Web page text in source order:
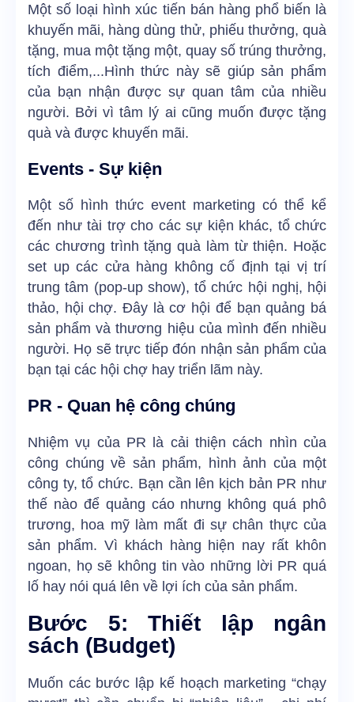
Một số loại hình xúc tiến bán hàng phổ biến là
khuyến mãi, hàng dùng thử, phiếu thưởng, quà
tặng, mua một tặng một, quay số trúng thưởng,
tích điểm,...Hình thức này sẽ giúp sản phẩm
của bạn nhận được sự quan tâm của nhiều
người. Bởi vì tâm lý ai cũng muốn được tặng
quà và được khuyến mãi.
Events - Sự kiện
Một số hình thức event marketing có thể kể
đến như tài trợ cho các sự kiện khác, tổ chức
các chương trình tặng quà làm từ thiện. Hoặc
set up các cửa hàng không cố định tại vị trí
trung tâm (pop-up show), tổ chức hội nghị, hội
thảo, hội chợ. Đây là cơ hội để bạn quảng bá
sản phẩm và thương hiệu của mình đến nhiều
người. Họ sẽ trực tiếp đón nhận sản phẩm của
bạn tại các hội chợ hay triển lãm này.
PR - Quan hệ công chúng
Nhiệm vụ của PR là cải thiện cách nhìn của
công chúng về sản phẩm, hình ảnh của một
công ty, tổ chức. Bạn cần lên kịch bản PR như
thế nào để quảng cáo nhưng không quá phô
trương, hoa mỹ làm mất đi sự chân thực của
sản phẩm. Vì khách hàng hiện nay rất khôn
ngoan, họ sẽ không tin vào những lời PR quá
lố hay nói quá lên về lợi ích của sản phẩm.
Bước 5: Thiết lập ngân
sách (Budget)
Muốn các bước lập kế hoạch marketing “chạy